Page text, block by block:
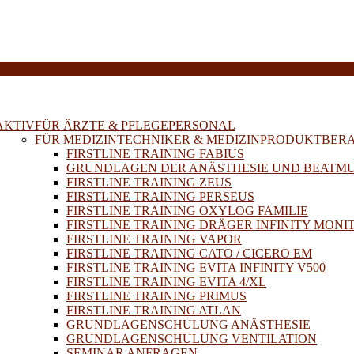
FÜR ÄRZTE & PFLEGEPERSONAL
FÜR MEDIZINTECHNIKER &
FIRSTLINE TRAINING FABIUS
GRUNDLAGEN DER ANÄSTHESIE UND
FIRSTLINE TRAINING ZEUS
FIRSTLINE TRAINING PERSEUS
FIRSTLINE TRAINING OXYLOG FAMILIE
FIRSTLINE TRAINING DRÄGER INFINITY
FIRSTLINE TRAINING VAPOR
FIRSTLINE TRAINING CATO / CICERO EM
FIRSTLINE TRAINING EVITA INFINITY V500
FIRSTLINE TRAINING EVITA 4/XL
FIRSTLINE TRAINING PRIMUS
FIRSTLINE TRAINING ATLAN
GRUNDLAGENSCHULUNG ANÄSTHESIE
GRUNDLAGENSCHULUNG VENTILATION